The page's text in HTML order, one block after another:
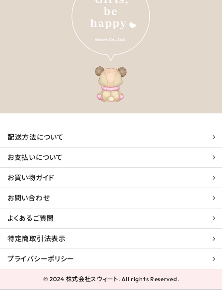
配送方法について
お支払いについて
お買い物ガイド
お問い合わせ
よくあるご質問
特定商取引法表示
プライバシーポリシー
© 2024 株式会社スウィート. All rights Reserved.